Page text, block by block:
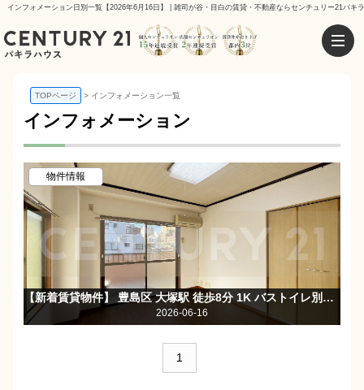
インフォメーション日別一覧【2026年6月16日】 | 雑司が谷・目白の賃貸・不動産ならセンチュリー21パキ
TOPページ インフォメーション一覧
インフォメーション
物件情報
【新着賃貸物件】 豊島区 大塚駅 徒歩8分 1K バストイレ別・2面採光で日当たり良好♪
2026-06-16
1